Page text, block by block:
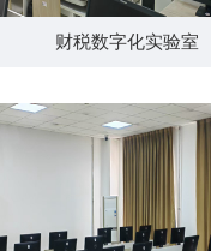
财税数字化实验室